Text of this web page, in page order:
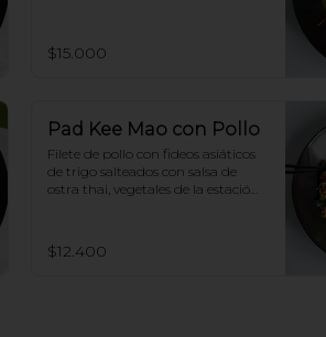
$15.000
Pad Kee Mao con Pollo
Filete de pollo con fideos asiáticos
de trigo salteados con salsa de
ostra thai, vegetales de la estación
$12.400